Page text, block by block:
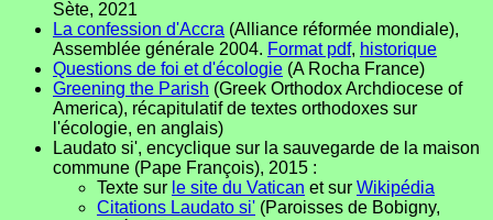
Sète, 2021
La confession d'Accra (Alliance réformée mondiale),
Assemblée générale 2004. Format pdf, historique
Questions de foi et d'écologie (A Rocha France)
Greening the Parish (Greek Orthodox Archdiocese of
America), récapitulatif de textes orthodoxes sur
l'écologie, en anglais)
Laudato si', encyclique sur la sauvegarde de la maison
commune (Pape François), 2015 :
Texte sur le site du Vatican et sur Wikipédia
Citations Laudato si' (Paroisses de Bobigny,